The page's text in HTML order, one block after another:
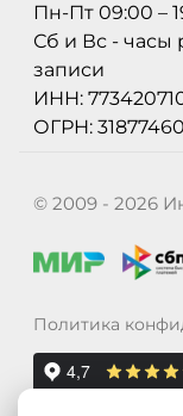
Пн-Пт 09:00 –
Сб и Вс - часы
записи
ИНН:
ОГРН:
© 2009 - 2026
Политика